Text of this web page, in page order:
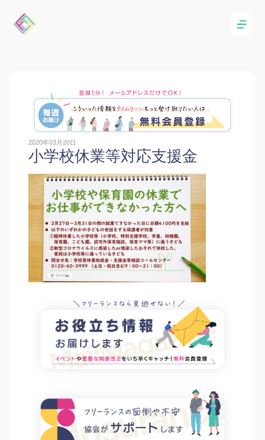
2020年03月20日
小学校休業等対応支援金